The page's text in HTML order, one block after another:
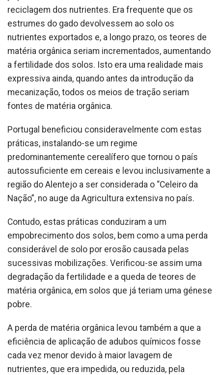
reciclagem dos nutrientes. Era frequente que os
estrumes do gado devolvessem ao solo os
nutrientes exportados e, a longo prazo, os teores de
matéria orgânica seriam incrementados, aumentando
a fertilidade dos solos. Isto era uma realidade mais
expressiva ainda, quando antes da introdução da
mecanização, todos os meios de tração seriam
fontes de matéria orgânica.
Portugal beneficiou consideravelmente com estas
práticas, instalando-se um regime
predominantemente cerealífero que tornou o país
autossuficiente em cereais e levou inclusivamente a
região do Alentejo a ser considerada o “Celeiro da
Nação”, no auge da Agricultura extensiva no país.
Contudo, estas práticas conduziram a um
empobrecimento dos solos, bem como a uma perda
considerável de solo por erosão causada pelas
sucessivas mobilizações. Verificou-se assim uma
degradação da fertilidade e a queda de teores de
matéria orgânica, em solos que já teriam uma génese
pobre.
A perda de matéria orgânica levou também a que a
eficiência de aplicação de adubos químicos fosse
cada vez menor devido à maior lavagem de
nutrientes, que era impedida, ou reduzida, pela